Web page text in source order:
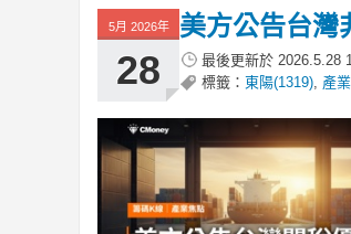
5月 2026年
28
美方公告台
最後更新於 2026.5.28
標籤： 東陽(1319) 產